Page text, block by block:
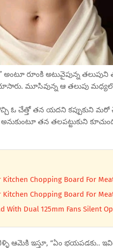
అంటూ రూంకి అటువైపున్న
మూసివున్న ఆ తలుపు
ఓ చేత్తో తన యదని కప్పుకుని మరో
తన తలపట్టుకుని
Chopping Board For
Chopping Board For
With Dual 125mm Fans Silent
ఆమెకి ఇస్తూ, “ఏం భయపడకు..